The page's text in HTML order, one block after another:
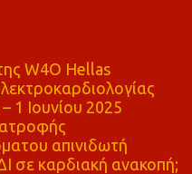
W4O Hellas
1 Ιουνίου 2025
απινιδωτή
σε καρδιακή ανακοπή;